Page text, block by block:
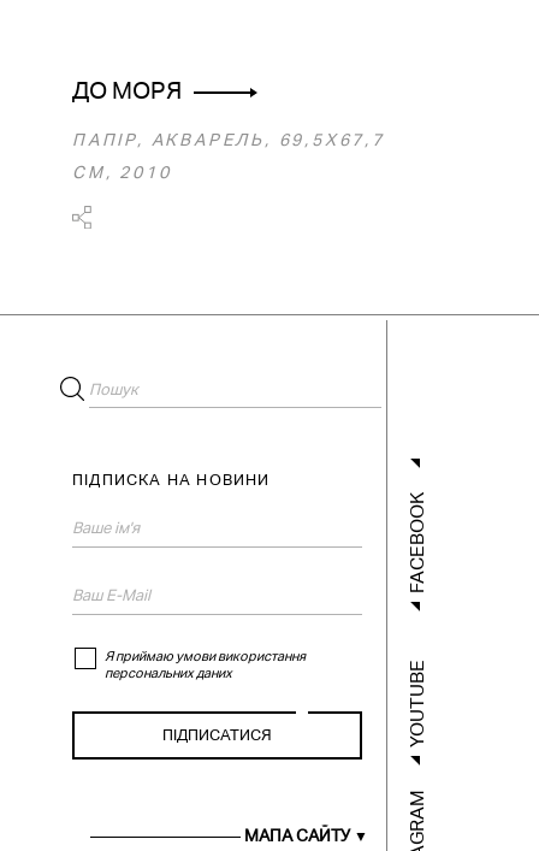
ДО МОРЯ
ПАПІР, АКВАРЕЛЬ, 69,5X67,7
СМ, 2010
ПІДПИСКА НА НОВИНИ
Я приймаю умови використання
персональних даних
МАПА САЙТУ
YOUTUBE
FACEBOOK